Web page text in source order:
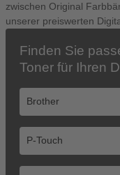
zwischen Original
unserer preiswerten
Finden Sie
Toner für Ihren